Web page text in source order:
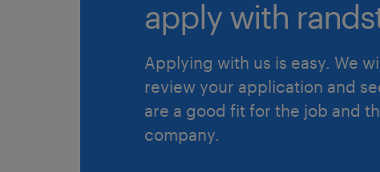
apply with
Applying with us is easy. We
review your application and
are a good fit for the job and
company.